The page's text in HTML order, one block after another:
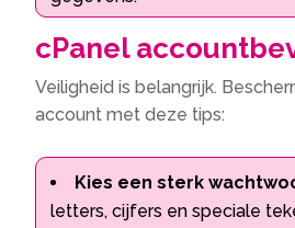
cPanel
Veiligheid is belangrijk.
account met deze tips:
Kies een sterk
letters, cijfers en speciale